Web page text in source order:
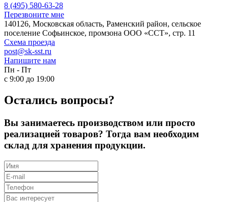
8 (495) 580-63-28
Перезвоните мне
140126, Московская область, Раменский район, сельское
поселение Софьинское, промзона ООО «ССТ», стр. 11
Схема проезда
post@sk-sst.ru
Напишите нам
Пн - Пт
с 9:00 до 19:00
Остались вопросы?
Вы занимаетесь производством или просто
реализацией товаров? Тогда вам необходим
склад для хранения продукции.